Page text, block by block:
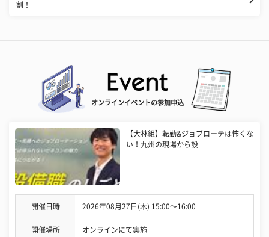
割！
オンラインイベントの参加申込
【大林組】転勤&ジョブローテは怖くな
い！九州の現場から設
開催日時 2026年08月27日(木) 15:00〜16:00
開催場所 オンラインにて実施